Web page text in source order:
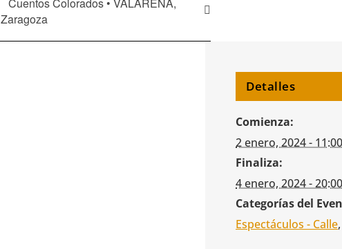
Zaragoza
Detalles
Comienza:
2 enero, 2024 - 11:00
Finaliza:
4 enero, 2024 - 20:00
Categorías del
Espectáculos - Calle,